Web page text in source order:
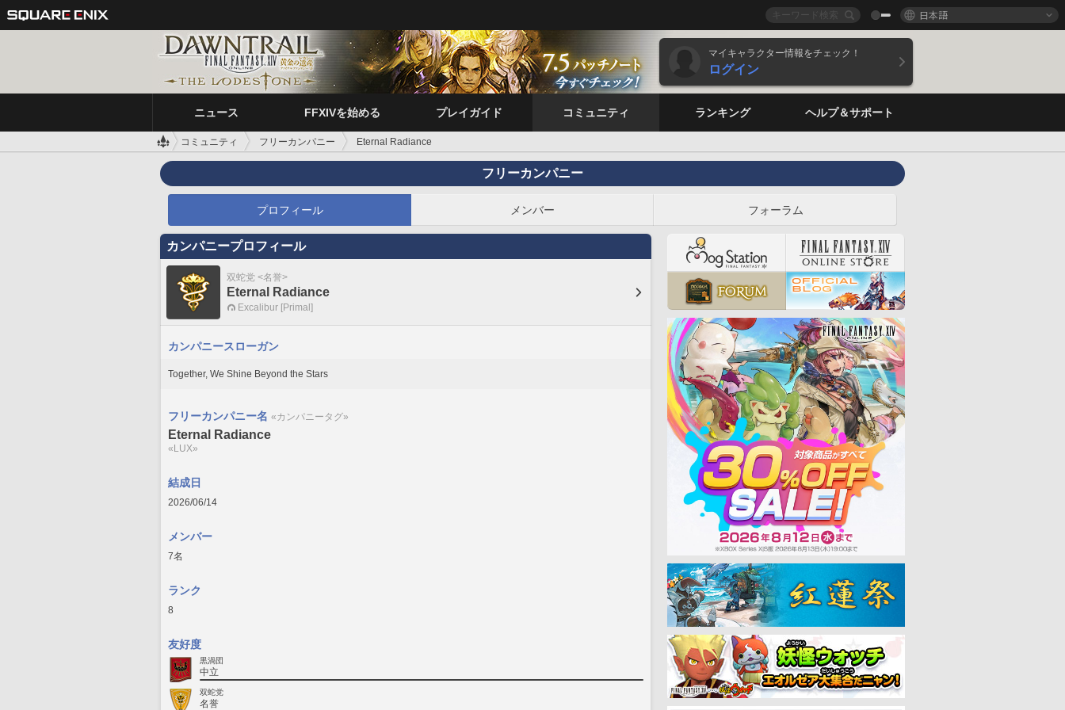
日本語
マイキャラクター情報をチェック！
ログイン
ニュース FFXIVを始める プレイガイド コミュニティ ランキング ヘルプ＆サポート
コミュニティ フリーカンパニー Eternal Radiance
フリーカンパニー
プロフィール メンバー フォーラム
カンパニープロフィール
双蛇党 <名誉>
Eternal Radiance
Excalibur [Primal]
カンパニースローガン
Together, We Shine Beyond the Stars
フリーカンパニー名 «カンパニータグ»
Eternal Radiance
«LUX»
結成日
2026/06/14
メンバー
7名
ランク
8
友好度
黒渦団
中立
双蛇党
名誉